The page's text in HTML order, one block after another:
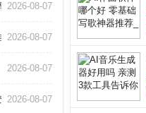
心得_
2026-08-07
荐_
2026-08-07
2026-08-07
曲家_
2026-08-07